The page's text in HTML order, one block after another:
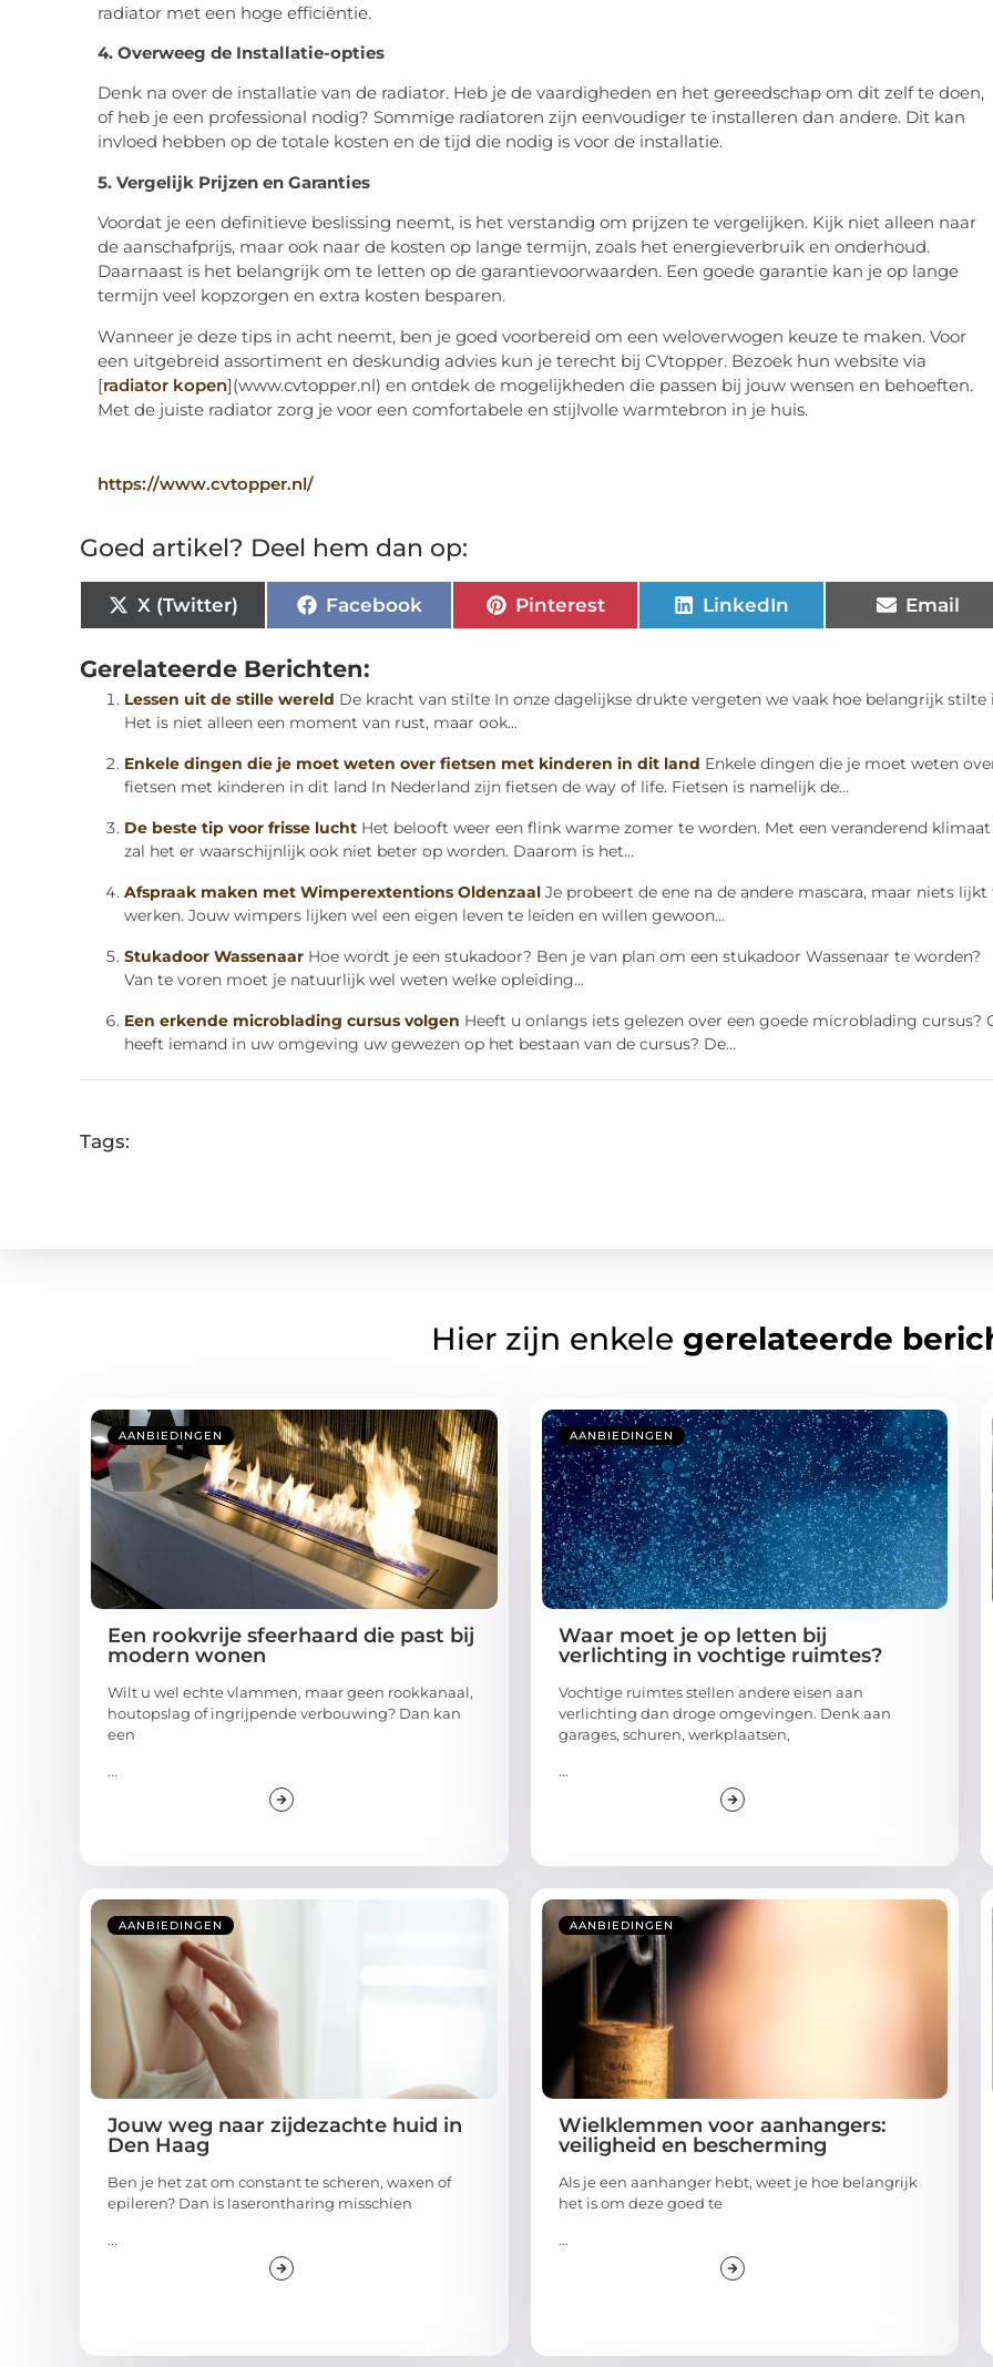
radiator met een hoge efficiëntie.
4. Overweeg de Installatie-opties
Denk na over de installatie van de radiator. Heb je de vaardigheden en het gereedschap om dit zelf te doen,
of heb je een professional nodig? Sommige radiatoren zijn eenvoudiger te installeren dan andere. Dit kan
invloed hebben op de totale kosten en de tijd die nodig is voor de installatie.
5. Vergelijk Prijzen en Garanties
Voordat je een definitieve beslissing neemt, is het verstandig om prijzen te vergelijken. Kijk niet alleen naar
de aanschafprijs, maar ook naar de kosten op lange termijn, zoals het energieverbruik en onderhoud.
Daarnaast is het belangrijk om te letten op de garantievoorwaarden. Een goede garantie kan je op lange
termijn veel kopzorgen en extra kosten besparen.
Wanneer je deze tips in acht neemt, ben je goed voorbereid om een weloverwogen keuze te maken. Voor
een uitgebreid assortiment en deskundig advies kun je terecht bij CVtopper. Bezoek hun website via
[radiator kopen](www.cvtopper.nl) en ontdek de mogelijkheden die passen bij jouw wensen en behoeften.
Met de juiste radiator zorg je voor een comfortabele en stijlvolle warmtebron in je huis.
https://www.cvtopper.nl/
Goed artikel? Deel hem dan op:
X (Twitter) Facebook Pinterest LinkedIn Email
Gerelateerde Berichten:
Lessen uit de stille wereld De kracht van stilte In onze dagelijkse drukte vergeten we vaak hoe belangrijk stilte
Het is niet alleen een moment van rust, maar ook...
Enkele dingen die je moet weten over fietsen met kinderen in dit land Enkele dingen die je moet weten
fietsen met kinderen in dit land In Nederland zijn fietsen de way of life. Fietsen is namelijk de...
De beste tip voor frisse lucht Het belooft weer een flink warme zomer te worden. Met een veranderend klimaat
zal het er waarschijnlijk ook niet beter op worden. Daarom is het...
Afspraak maken met Wimperextentions Oldenzaal Je probeert de ene na de andere mascara, maar niets lijkt
werken. Jouw wimpers lijken wel een eigen leven te leiden en willen gewoon...
Stukadoor Wassenaar Hoe wordt je een stukadoor? Ben je van plan om een stukadoor Wassenaar te worden?
Van te voren moet je natuurlijk wel weten welke opleiding...
Een erkende microblading cursus volgen Heeft u onlangs iets gelezen over een goede microblading cursus?
heeft iemand in uw omgeving uw gewezen op het bestaan van de cursus? De...
Tags:
Hier zijn enkele gerelateerde
AANBIEDINGEN
Een rookvrije sfeerhaard die past bij
modern wonen
Wilt u wel echte vlammen, maar geen rookkanaal,
houtopslag of ingrijpende verbouwing? Dan kan
een
...
AANBIEDINGEN
Waar moet je op letten bij
verlichting in vochtige ruimtes?
Vochtige ruimtes stellen andere eisen aan
verlichting dan droge omgevingen. Denk aan
garages, schuren, werkplaatsen,
...
AANBIEDINGEN
Jouw weg naar zijdezachte huid in
Den Haag
Ben je het zat om constant te scheren, waxen of
epileren? Dan is laserontharing misschien
...
AANBIEDINGEN
Wielklemmen voor aanhangers:
veiligheid en bescherming
Als je een aanhanger hebt, weet je hoe belangrijk
het is om deze goed te
...